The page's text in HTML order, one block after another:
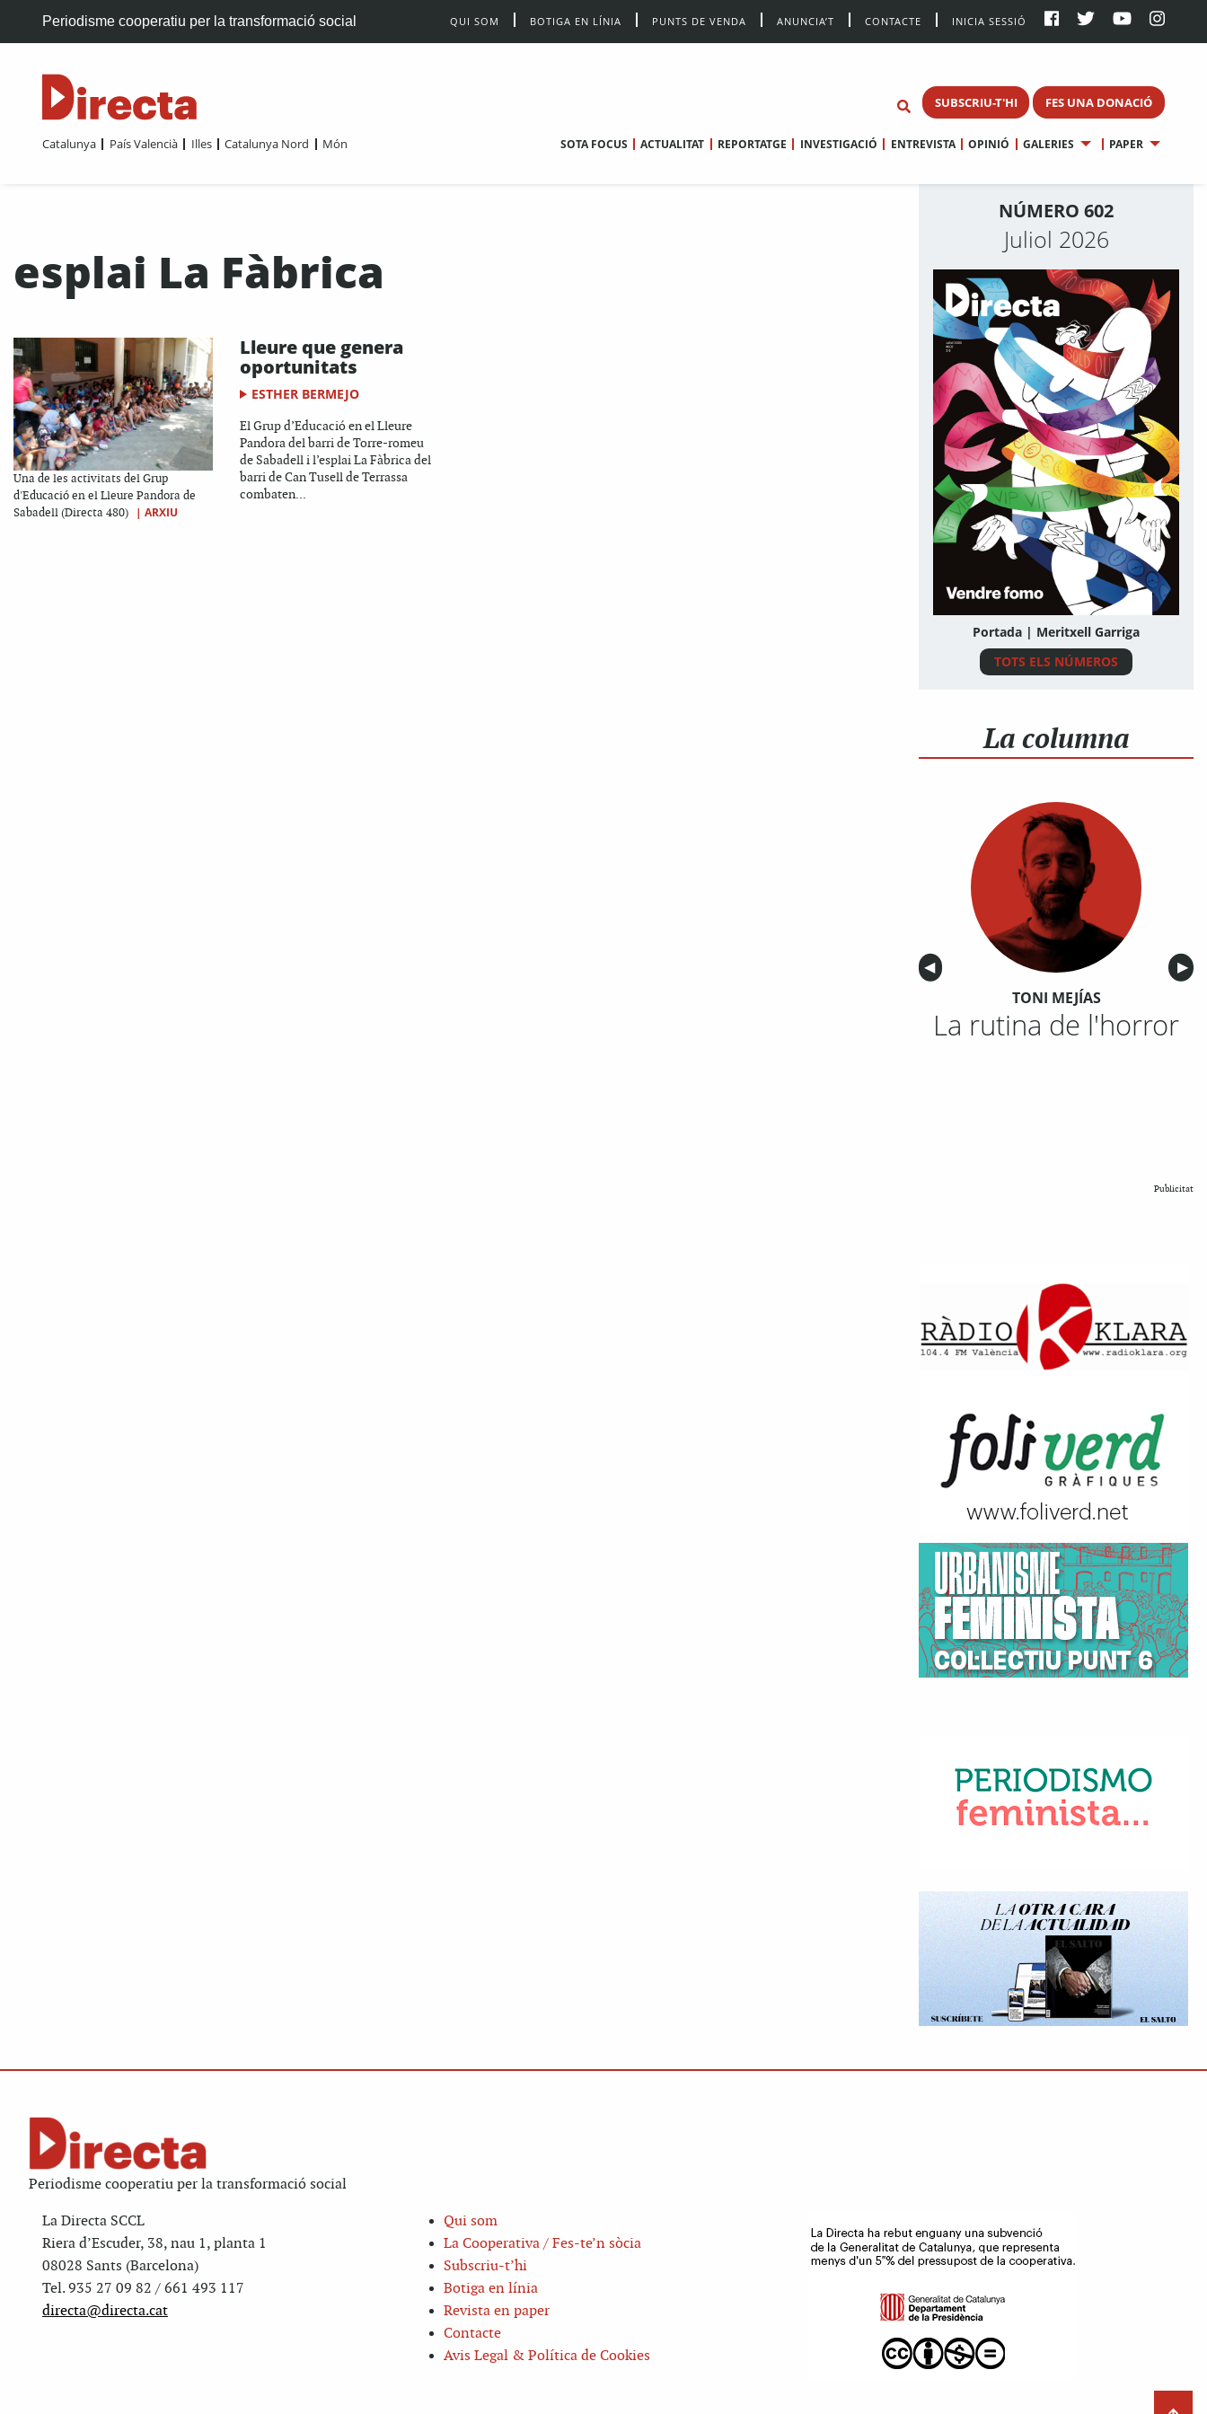
Periodisme cooperatiu per la transformació social QUI SOM BOTIGA EN LÍNIA PUNTS DE VENDA ANUNCIA’T CONTACTE INICIA SESSIÓ
SUBSCRIU-T'HI FES UNA DONACIÓ
Catalunya País Valencià Illes Catalunya Nord Món SOTA FOCUS ACTUALITAT REPORTATGE INVESTIGACIÓ ENTREVISTA OPINIÓ GALERIES PAPER
esplai La Fàbrica
Una de les activitats del Grup
d'Educació en el Lleure Pandora de
Sabadell (Directa 480)
| ARXIU
Lleure que genera
oportunitats
ESTHER BERMEJO
El Grup d’Educació en el Lleure
Pandora del barri de Torre-romeu
de Sabadell i l’esplai La Fàbrica del
barri de Can Tusell de Terrassa
combaten...
NÚMERO 602
Juliol 2026
Portada | Meritxell Garriga
TOTS ELS NÚMEROS
La columna
Anterior
◀︎ ▶︎
TONI MEJÍAS
La rutina de l'horror
Publicitat
Periodisme cooperatiu per la transformació social
La Directa SCCL
Riera d’Escuder, 38, nau 1, planta 1
08028 Sants (Barcelona)
Tel. 935 27 09 82 / 661 493 117
directa@directa.cat
Qui som
La Cooperativa / Fes-te’n sòcia
Subscriu-t’hi
Botiga en línia
Revista en paper
Contacte
Avis Legal & Política de Cookies